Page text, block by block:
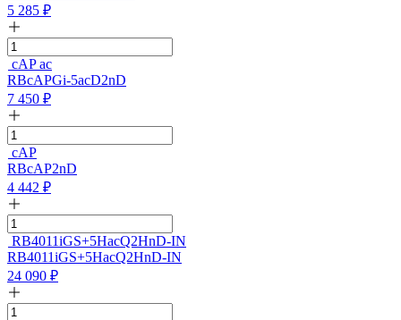
5 285 ₽
cAP ac
RBcAPGi-5acD2nD
7 450 ₽
cAP
RBcAP2nD
4 442 ₽
RB4011iGS+5HacQ2HnD-IN
RB4011iGS+5HacQ2HnD-IN
24 090 ₽